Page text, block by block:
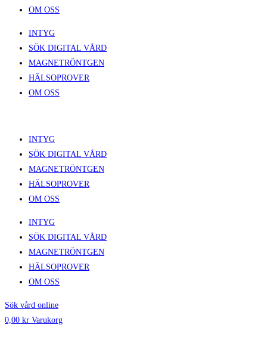
OM OSS
INTYG
SÖK DIGITAL VÅRD
MAGNETRÖNTGEN
HÄLSOPROVER
OM OSS
INTYG
SÖK DIGITAL VÅRD
MAGNETRÖNTGEN
HÄLSOPROVER
OM OSS
INTYG
SÖK DIGITAL VÅRD
MAGNETRÖNTGEN
HÄLSOPROVER
OM OSS
Sök vård online
0,00 kr Varukorg